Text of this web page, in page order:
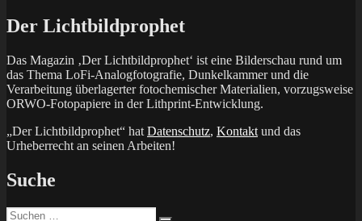
Der Lichtbildprophet
Das Magazin ‚Der Lichtbildprophet‘ ist eine Bilderschau rund um
das Thema LoFi-Analogfotografie, Dunkelkammer und die
Verarbeitung überlagerter fotochemischer Materialien, vorzugsweise
ORWO-Fotopapiere in der Lithprint-Entwicklung.
„Der Lichtbildprophet“ hat Datenschutz, Kontakt und das
Urheberrecht an seinen Arbeiten!
Suche
Suchen